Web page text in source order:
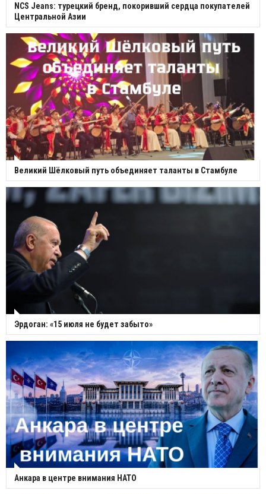
NCS Jeans: турецкий бренд, покоривший сердца покупателей
Центральной Азии
Великий Шёлковый путь объединяет таланты в Стамбуле
Эрдоган: «15 июля не будет забыто»
Анкара в центре внимания НАТО